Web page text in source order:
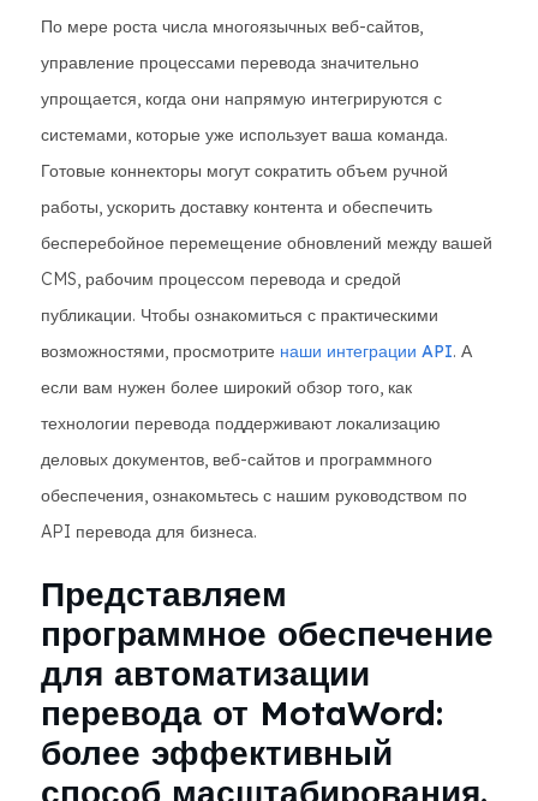
По мере роста числа многоязычных веб-сайтов,
управление процессами перевода значительно
упрощается, когда они напрямую интегрируются с
системами, которые уже использует ваша команда.
Готовые коннекторы могут сократить объем ручной
работы, ускорить доставку контента и обеспечить
бесперебойное перемещение обновлений между вашей
CMS, рабочим процессом перевода и средой
публикации. Чтобы ознакомиться с практическими
возможностями, просмотрите наши интеграции API. А
если вам нужен более широкий обзор того, как
технологии перевода поддерживают локализацию
деловых документов, веб-сайтов и программного
обеспечения, ознакомьтесь с нашим руководством по
API перевода для бизнеса.
Представляем
программное обеспечение
для автоматизации
перевода от MotaWord:
более эффективный
способ масштабирования.